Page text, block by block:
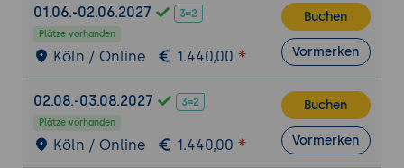
Reduzierung der Ladezeiten.
Plattformübergreifender Export: Projekte
für verschiedene Plattformen, wie
Windows, Mac, Android und iOS,
exportieren.
Übung 2: Entwickeln Sie ein einfaches 3D-
Spiel, das Animationen, Audio, Shader,
01.06.-02.06.2027
Plätze vorhanden
Köln / Online 1.440,00
Buchen
Vormerken
02.08.-03.08.2027
Plätze vorhanden
Köln / Online 1.440,00
Buchen
Vormerken